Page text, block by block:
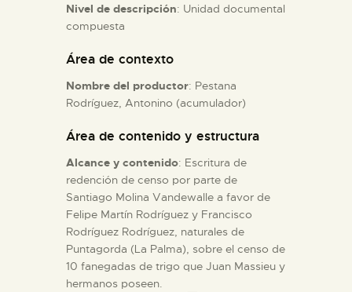
Nivel de descripción: Unidad documental
compuesta
Área de contexto
Nombre del productor: Pestana
Rodríguez, Antonino (acumulador)
Área de contenido y estructura
Alcance y contenido: Escritura de
redención de censo por parte de
Santiago Molina Vandewalle a favor de
Felipe Martín Rodríguez y Francisco
Rodríguez Rodríguez, naturales de
Puntagorda (La Palma), sobre el censo de
10 fanegadas de trigo que Juan Massieu y
hermanos poseen.